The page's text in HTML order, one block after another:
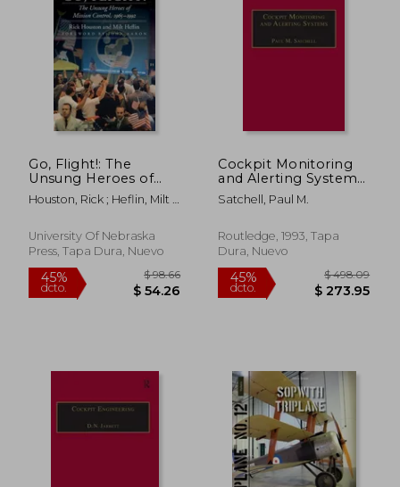
45%
dcto. $ 81.26
45%
dcto.
Go, Flight!: The
Unsung Heroes of
Mission Control,
1965–1992 (Outward
History of
Spaceflight) (en
Houston, Rick ; Heflin, Milt ;
University Of Nebraska
Press, Tapa Dura, Nuevo
Cockpit Monitoring
and Alerting Systems
(en Inglés)
Satchell, Paul M.
Routledge, 1993, Tapa
Dura, Nuevo